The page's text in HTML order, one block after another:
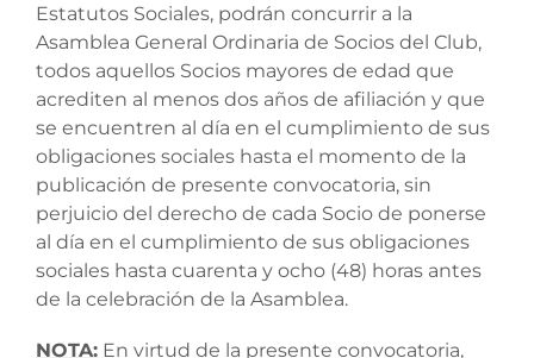
Estatutos Sociales, podrán concurrir a la
Asamblea General Ordinaria de Socios del Club,
todos aquellos Socios mayores de edad que
acrediten al menos dos años de afiliación y que
se encuentren al día en el cumplimiento de sus
obligaciones sociales hasta el momento de la
publicación de presente convocatoria, sin
perjuicio del derecho de cada Socio de ponerse
al día en el cumplimiento de sus obligaciones
sociales hasta cuarenta y ocho (48) horas antes
de la celebración de la Asamblea.
NOTA: En virtud de la presente convocatoria,